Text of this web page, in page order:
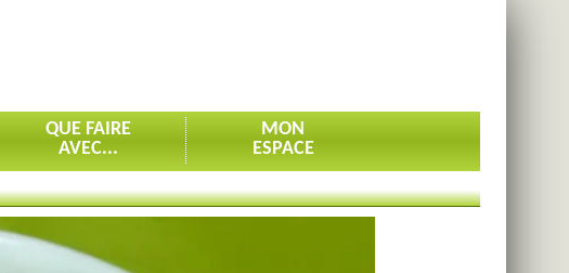
QUE FAIRE
AVEC...
MON
ESPACE